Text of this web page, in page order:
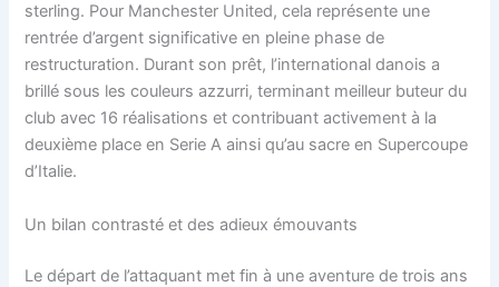
sterling. Pour Manchester United, cela représente une
rentrée d’argent significative en pleine phase de
restructuration. Durant son prêt, l’international danois a
brillé sous les couleurs azzurri, terminant meilleur buteur du
club avec 16 réalisations et contribuant activement à la
deuxième place en Serie A ainsi qu’au sacre en Supercoupe
d’Italie.
Un bilan contrasté et des adieux émouvants
Le départ de l’attaquant met fin à une aventure de trois ans